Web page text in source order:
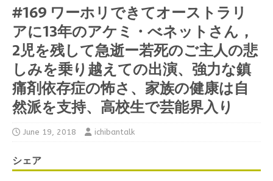
#169 ワーホリできてオーストラリ
アに13年のアケミ・べネットさん，
2児を残して急逝ー若死のご主人の悲
しみを乗り越えての出演、強力な鎮
痛剤依存症の怖さ、家族の健康は自
然派を支持、高校生で芸能界入り
June 19, 2018 ichibantalk
シェア